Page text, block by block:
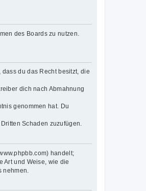
des Boards zu nutzen.
du das Recht besitzt, die
dich nach Abmahnung
genommen hat. Du
Schaden zuzufügen.
handelt;
Art und Weise, wie die